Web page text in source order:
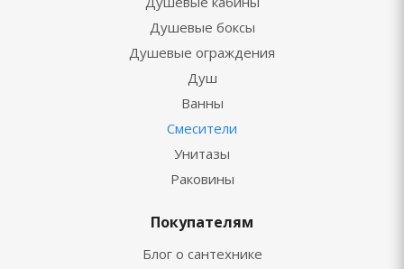
Душевые боксы
Душевые ограждения
Душ
Ванны
Смесители
Унитазы
Раковины
Покупателям
Блог о сантехнике